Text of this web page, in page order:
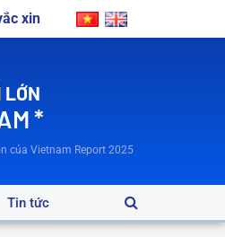
xin
LỚN
*
của Vietnam Report 2025
Tin tức